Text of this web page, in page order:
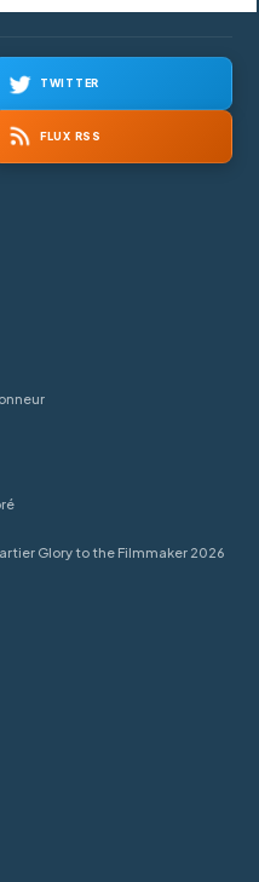
TWITTER
FLUX RSS
Glory to the Filmmaker 2026